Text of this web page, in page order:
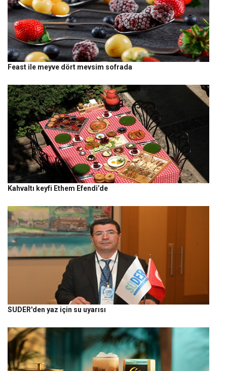
Feast ile meyve dört mevsim sofrada
Kahvaltı keyfi Ethem Efendi’de
SUDER'den yaz için su uyarısı